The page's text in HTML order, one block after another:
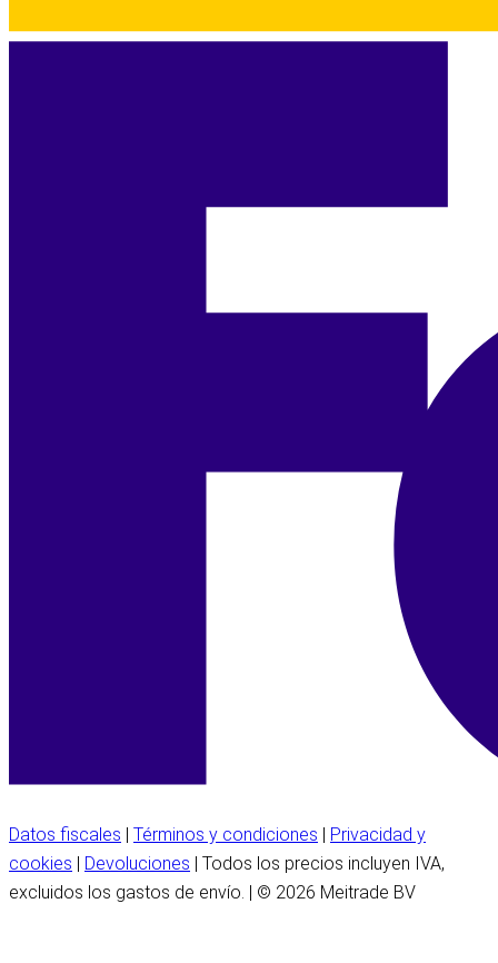
Datos fiscales | Términos y condiciones | Privacidad y
cookies | Devoluciones | Todos los precios incluyen IVA,
excluidos los gastos de envío. | © 2026 Meitrade BV